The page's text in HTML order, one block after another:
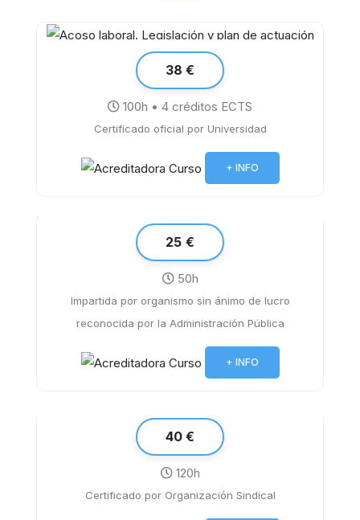
actuación
38 €
100h • 4 créditos ECTS
Certificado oficial por Universidad
+ INFO
institución hospitalaria
25 €
50h
Impartida por organismo sin ánimo de lucro
reconocida por la Administración Pública
+ INFO
40 €
120h
Certificado por Organización Sindical